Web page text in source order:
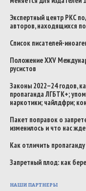
Экспертный центр РКС
авторов, находящихся
Список писателей-
Положение XXV
русистов
Законы 2022–24 годов,
пропаганда ЛГБТК+;
наркотики; чайлдфри;
Пакет поправок о
изменилось и что нас
Как отличить
Запретный плод: как
НАШИ ПАРТНЕРЫ